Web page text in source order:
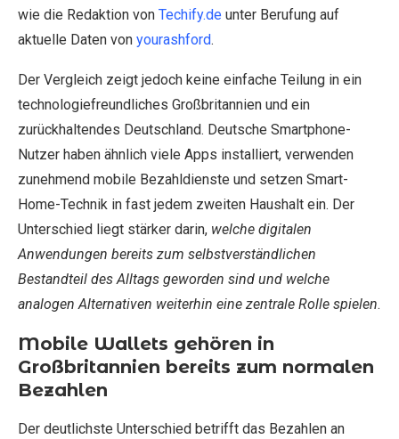
wie die Redaktion von Techify.de unter Berufung auf
aktuelle Daten von yourashford.
Der Vergleich zeigt jedoch keine einfache Teilung in ein
technologiefreundliches Großbritannien und ein
zurückhaltendes Deutschland. Deutsche Smartphone-
Nutzer haben ähnlich viele Apps installiert, verwenden
zunehmend mobile Bezahldienste und setzen Smart-
Home-Technik in fast jedem zweiten Haushalt ein. Der
Unterschied liegt stärker darin, welche digitalen
Anwendungen bereits zum selbstverständlichen
Bestandteil des Alltags geworden sind und welche
analogen Alternativen weiterhin eine zentrale Rolle spielen.
Mobile Wallets gehören in
Großbritannien bereits zum normalen
Bezahlen
Der deutlichste Unterschied betrifft das Bezahlen an